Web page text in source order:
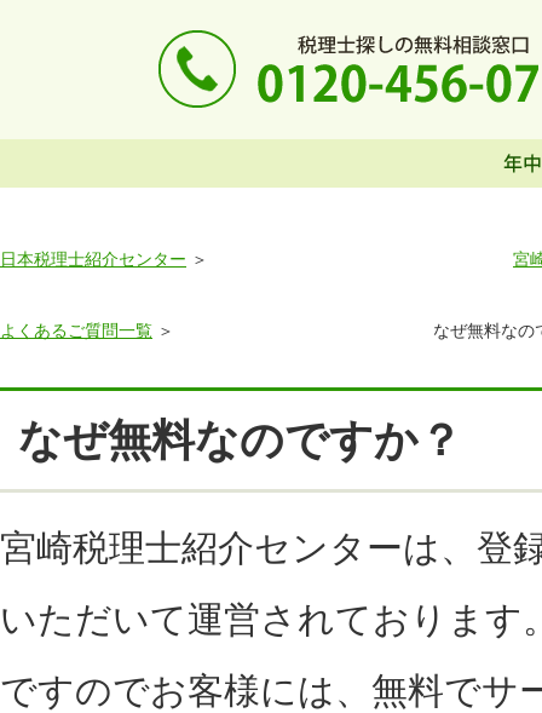
日本税理士紹介センター 宮
よくあるご質問一覧 なぜ無料なの
なぜ無料なのですか？
宮崎税理士紹介センターは、登
いただいて運営されております
ですのでお客様には、無料でサ